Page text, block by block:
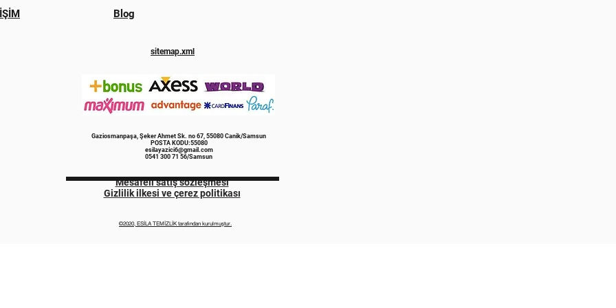
Blog
sitemap.xml
Gaziosmanpaşa, Şeker Ahmet Sk. no 67, 55080 Canik/Samsun
POSTA KODU:55080
esilayazici6@gmail.com
0541 300 71 56/Samsun
Mesafeli satış sözleşmesi
Gizlilik ilkesi ve çerez politikası
©2020, ESİLA TEMİZLİK tarafından kurulmuştur.